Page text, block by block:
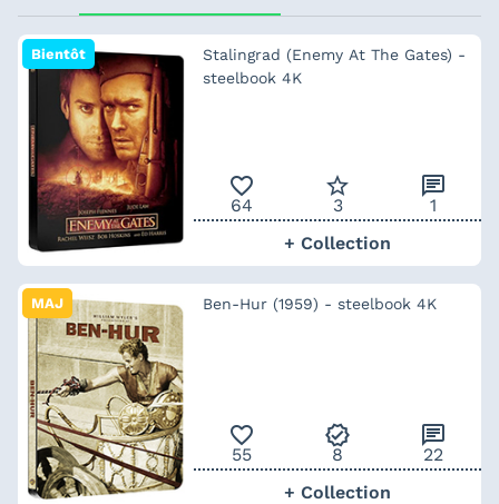
Bientôt
Stalingrad (Enemy At The Gates) -
steelbook 4K
favorite_outline
64
star_border
3
chat
1
+ Collection
MAJ Ben-Hur (1959) - steelbook 4K
favorite_outline
55
verified
8
chat
22
+ Collection